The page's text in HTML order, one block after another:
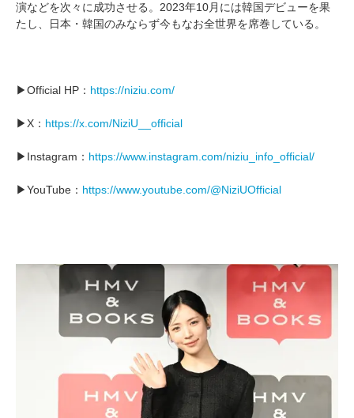
演などを次々に成功させる。2023年10月には韓国デビューを果
たし、日本・韓国のみならず今もなお全世界を席巻している。
▶︎Official HP： https://niziu.com/
▶︎X： https://x.com/NiziU__official
▶︎Instagram： https://www.instagram.com/niziu_info_official/
▶︎YouTube： https://www.youtube.com/@NiziUOfficial